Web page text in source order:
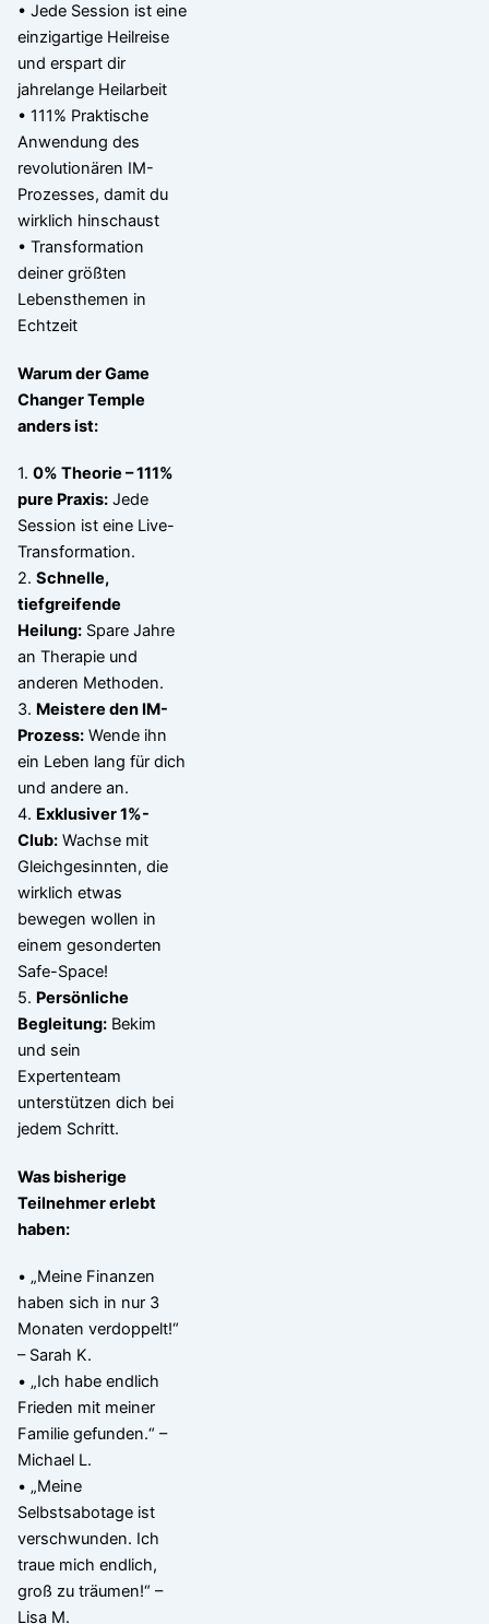
• Jede Session ist eine
einzigartige Heilreise
und erspart dir
jahrelange Heilarbeit
• 111% Praktische
Anwendung des
revolutionären IM-
Prozesses, damit du
wirklich hinschaust
• Transformation
deiner größten
Lebensthemen in
Echtzeit
Warum der Game
Changer Temple
anders ist:
1. 0% Theorie – 111%
pure Praxis:Jede
Session ist eine Live-
Transformation.
2. Schnelle,
tiefgreifende
Heilung:Spare Jahre
an Therapie und
anderen Methoden.
3. Meistere den IM-
Prozess:Wende ihn
ein Leben lang für dich
und andere an.
4. Exklusiver 1%-
Club:Wachse mit
Gleichgesinnten, die
wirklich etwas
bewegen wollen in
einem gesonderten
Safe-Space!
5. Persönliche
Begleitung:Bekim
und sein
Expertenteam
unterstützen dich bei
jedem Schritt.
Was bisherige
Teilnehmer erlebt
haben:
• „Meine Finanzen
haben sich in nur 3
Monaten verdoppelt!“
– Sarah K.
• „Ich habe endlich
Frieden mit meiner
Familie gefunden.“ –
Michael L.
• „Meine
Selbstsabotage ist
verschwunden. Ich
traue mich endlich,
groß zu träumen!“ –
Lisa M.